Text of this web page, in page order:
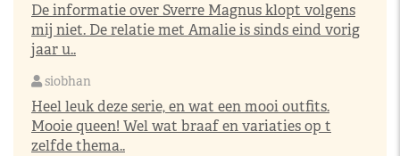
De informatie over Sverre Magnus klopt volgens
mij niet. De relatie met Amalie is sinds eind vorig
jaar u..
siobhan
Heel leuk deze serie, en wat een mooi outfits.
Mooie queen! Wel wat braaf en variaties op t
zelfde thema..